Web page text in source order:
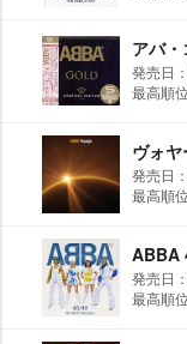
アバ
発売日
最高順
ヴォ
発売日
最高順
ABBA
発売日
最高順